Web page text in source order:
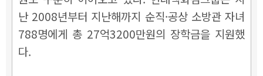
난 2008년부터 지난해까지 순직·공상 소방관 자녀
788명에게 총 27억3200만원의 장학금을 지원했
다.